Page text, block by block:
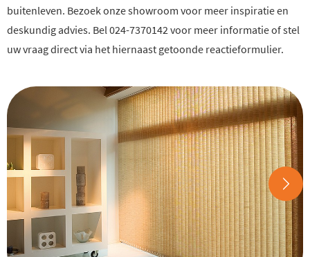
buitenleven. Bezoek onze showroom voor meer inspiratie en
deskundig advies. Bel 024-7370142 voor meer informatie of stel
uw vraag direct via het hiernaast getoonde reactieformulier.